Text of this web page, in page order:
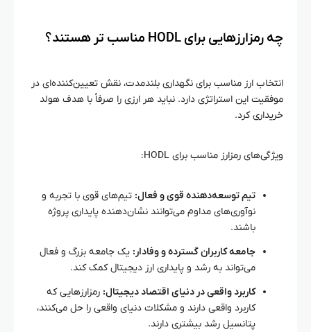
چه رمزارزهایی برای HODL مناسب‌ تر هستند؟
انتخاب ارز مناسب برای نگهداری بلندمدت، نقش تعیین‌کننده‌ای در
موفقیت این استراتژی دارد. نباید هر ارزی را صرفاً با هدف هولد
خریداری کرد.
ویژگی‌های رمزارز مناسب برای HODL:
تیم توسعه‌دهنده قوی و فعال: تیم‌های قوی با تجربه و
نوآوری‌های مداوم می‌توانند نشان‌دهنده پایداری پروژه
باشند.
جامعه کاربران گسترده و وفادار: یک جامعه بزرگ و فعال
می‌تواند به رشد و پایداری ارز دیجیتال کمک کند.
کاربرد واقعی در دنیای اقتصاد دیجیتال: رمزارزهایی که
کاربرد واقعی دارند و مشکلات دنیای واقعی را حل می‌کنند،
پتانسیل رشد بیشتری دارند.